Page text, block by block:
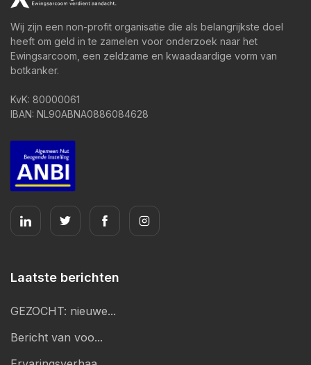
Wij zijn een non-profit organisatie die als belangrijkste doel
heeft om geld in te zamelen voor onderzoek naar het
Ewingsarcoom, een zeldzame en kwaadaardige vorm van
botkanker.
KvK: 80000061
IBAN: NL90ABNA0886084628
Laatste berichten
GEZOCHT: nieuwe...
Bericht van voo...